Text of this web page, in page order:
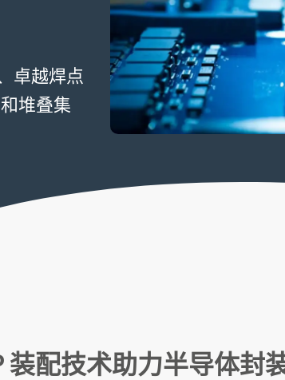
卓越焊点
堆叠集
装配技术助力半导体封